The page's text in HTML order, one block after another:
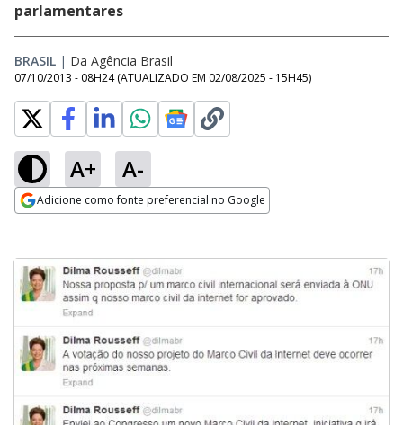
parlamentares
BRASIL | Da Agência Brasil
07/10/2013 - 08H24 (ATUALIZADO EM 02/08/2025 - 15H45)
A+ A-
Adicione como fonte preferencial no Google